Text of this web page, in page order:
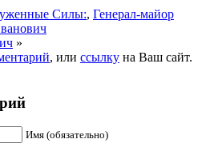
Силы:, Генерал-майор
»
, или ссылку на Ваш сайт.
Имя (обязательно)